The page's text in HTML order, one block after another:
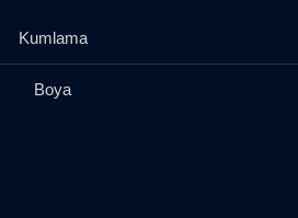
Kumlama
Boya